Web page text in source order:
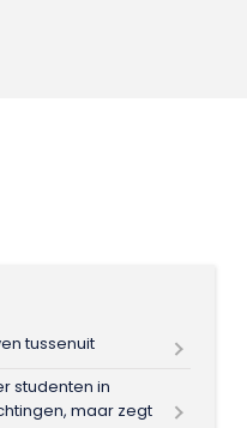
tussenuit
studenten in
maar zegt